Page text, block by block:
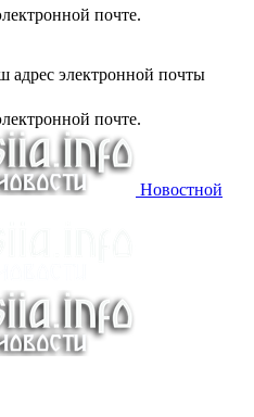
почте.
адрес электронной почты
почте.
Новостной